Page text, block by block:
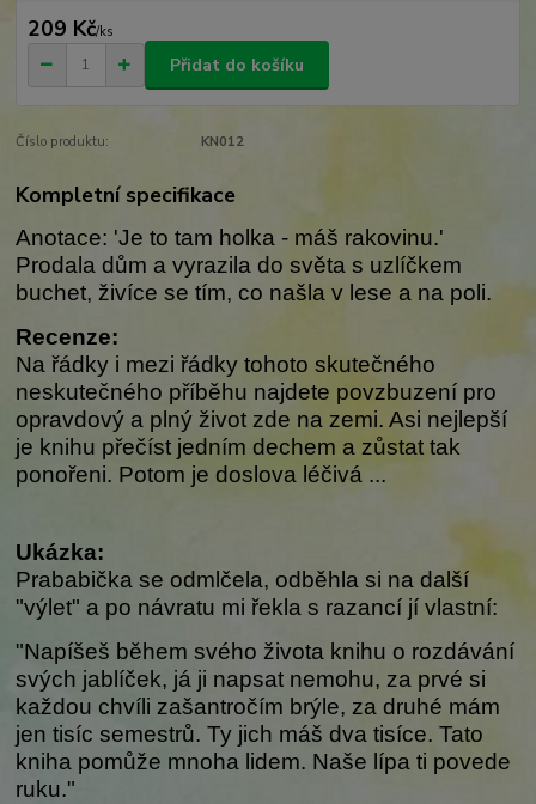
209 Kč/ks
Přidat do košíku
Číslo produktu: KN012
Kompletní specifikace
Anotace: 'Je to tam holka - máš rakovinu.'
Prodala dům a vyrazila do světa s uzlíčkem
buchet, živíce se tím, co našla v lese a na poli.
Recenze:
Na řádky i mezi řádky tohoto skutečného
neskutečného příběhu najdete povzbuzení pro
opravdový a plný život zde na zemi. Asi nejlepší
je knihu přečíst jedním dechem a zůstat tak
ponořeni. Potom je doslova léčivá ...
Ukázka:
Prababička se odmlčela, odběhla si na další
"výlet" a po návratu mi řekla s razancí jí vlastní:
"Napíšeš během svého života knihu o rozdávání
svých jablíček, já ji napsat nemohu, za prvé si
každou chvíli zašantročím brýle, za druhé mám
jen tisíc semestrů. Ty jich máš dva tisíce. Tato
kniha pomůže mnoha lidem. Naše lípa ti povede
ruku."